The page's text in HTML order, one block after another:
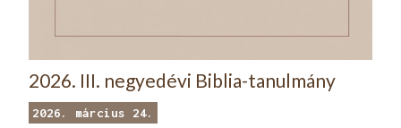
2026. III. negyedévi Biblia-tanulmány
2026. március 24.